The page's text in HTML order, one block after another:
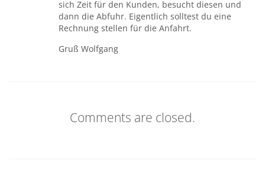
sich Zeit für den Kunden, besucht diesen und
dann die Abfuhr. Eigentlich solltest du eine
Rechnung stellen für die Anfahrt.
Gruß Wolfgang
Comments are closed.